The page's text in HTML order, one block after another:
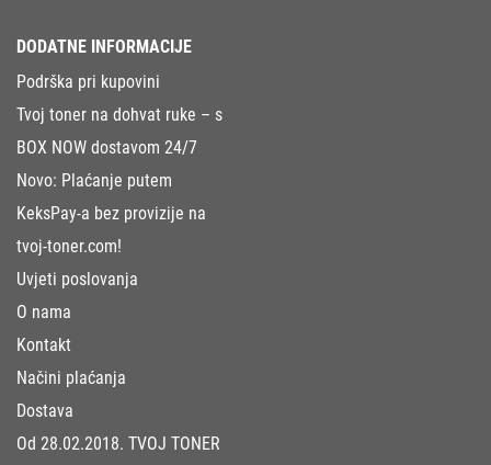
DODATNE INFORMACIJE
Podrška pri kupovini
Tvoj toner na dohvat ruke – s
BOX NOW dostavom 24/7
Novo: Plaćanje putem
KeksPay-a bez provizije na
tvoj-toner.com!
Uvjeti poslovanja
O nama
Kontakt
Načini plaćanja
Dostava
Od 28.02.2018. TVOJ TONER